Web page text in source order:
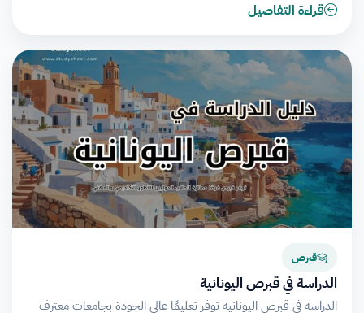
قراءة التفاصيل
قبرص
الدراسة في قبرص اليونانية
الدراسة في قبرص اليونانية توفر تعليمًا عالي الجودة بجامعات معترف